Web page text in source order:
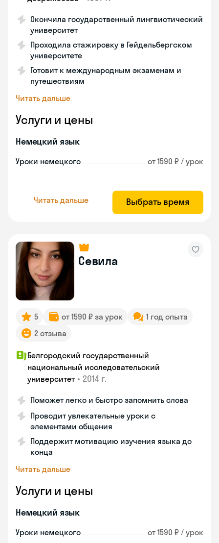
Окончила государственный лингвистический
университет
Проходила стажировку в Гейдельбергском
университете
Готовит к международным экзаменам и
путешествиям
Читать дальше
Услуги и цены
Немецкий язык
Уроки немецкого от 1590 ₽ / урок
Читать дальше Выбрать время
Севила
5 от 1590 ₽ за урок
1 год опыта
2 отзыва
Белгородский государственный
национальный исследовательский
университет • 2014 г.
Поможет легко и быстро запомнить слова
Проводит увлекательные уроки с
элементами общения
Поддержит мотивацию изучения языка до
конца
Читать дальше
Услуги и цены
Немецкий язык
Уроки немецкого от 1590 ₽ / урок